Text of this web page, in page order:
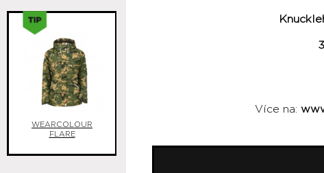
Více na:
WEARCOLOUR
FLARE